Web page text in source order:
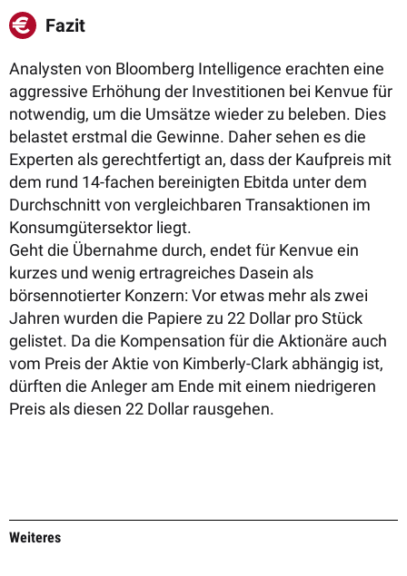
Fazit
Analysten von Bloomberg Intelligence erachten eine
aggressive Erhöhung der Investitionen bei Kenvue für
notwendig, um die Umsätze wieder zu beleben. Dies
belastet erstmal die Gewinne. Daher sehen es die
Experten als gerechtfertigt an, dass der Kaufpreis mit
dem rund 14-fachen bereinigten Ebitda unter dem
Durchschnitt von vergleichbaren Transaktionen im
Konsumgütersektor liegt.
Geht die Übernahme durch, endet für Kenvue ein
kurzes und wenig ertragreiches Dasein als
börsennotierter Konzern: Vor etwas mehr als zwei
Jahren wurden die Papiere zu 22 Dollar pro Stück
gelistet. Da die Kompensation für die Aktionäre auch
vom Preis der Aktie von Kimberly-Clark abhängig ist,
dürften die Anleger am Ende mit einem niedrigeren
Preis als diesen 22 Dollar rausgehen.
Weiteres